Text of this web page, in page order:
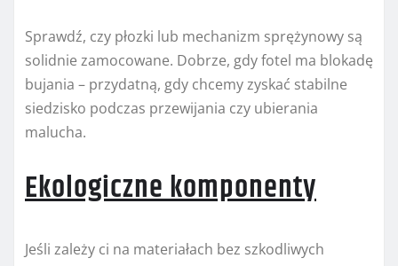
Sprawdź, czy płozki lub mechanizm sprężynowy są
solidnie zamocowane. Dobrze, gdy fotel ma blokadę
bujania – przydatną, gdy chcemy zyskać stabilne
siedzisko podczas przewijania czy ubierania
malucha.
Ekologiczne komponenty
Jeśli zależy ci na materiałach bez szkodliwych